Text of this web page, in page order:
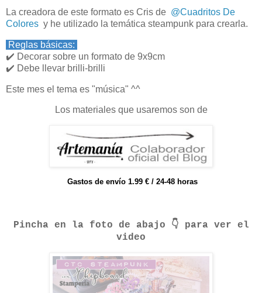
La creadora de este formato es Cris de @Cuadritos De
Colores y he utilizado la temática steampunk para crearla.
Reglas básicas:
✔️ Decorar sobre un formato de 9x9cm
✔️ Debe llevar brilli-brilli
Este mes el tema es "música" ^^
Los materiales que usaremos son de
Gastos de envío 1.99 € / 24-48 horas
Pincha en la foto de abajo 👇 para ver el
video